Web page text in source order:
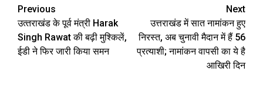
Continue
Reading
Previous
उत्‍तराखंड के पूर्व मंत्री Harak
Singh Rawat की बढ़ी मुश्किलें,
ईडी ने फ‍िर जारी किया समन
Next
उत्तराखंड में सात नामांकन हुए
निरस्त, अब चुनावी मैदान में हैं 56
प्रत्याशी; नामांकन वापसी का ये है
आखिरी दिन